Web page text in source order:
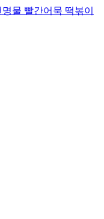
물 빨간어묵 떡볶이